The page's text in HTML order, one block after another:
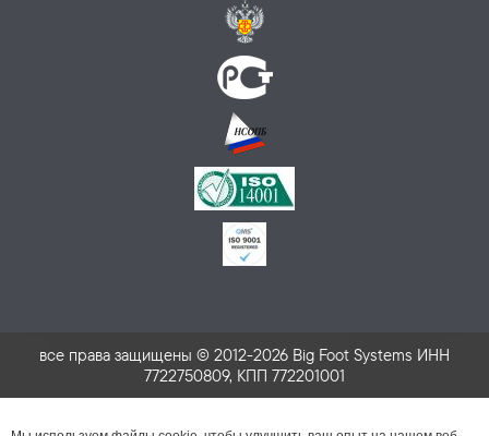
все права защищены © 2012-2026 Big Foot Systems ИНН
7722750809, КПП 772201001